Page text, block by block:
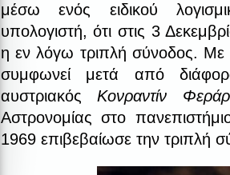
μέσω ενός ειδικού
υπολογιστή, ότι στις 3
η εν λόγω τριπλή σύνοδος. Με
συμφωνεί μετά από
αυστριακόςΚονραντίν
Αστρονομίας στο
1969 επιβεβαίωσε την τριπλή